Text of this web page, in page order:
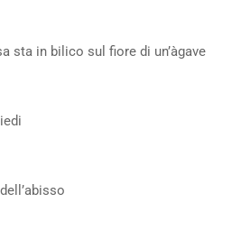
sta in bilico sul fiore di un’àgave